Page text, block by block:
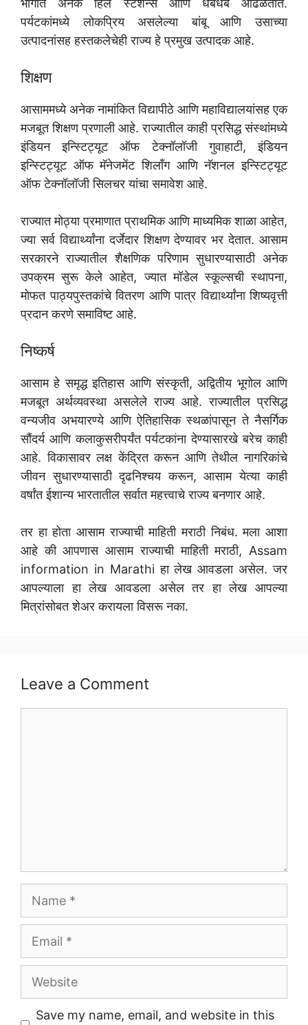
भागात अनेक हिल स्टेशन्स आणि धबधबे आढळतात.
पर्यटकांमध्ये लोकप्रिय असलेल्या बांबू आणि उसाच्या
उत्पादनांसह हस्तकलेचेही राज्य हे प्रमुख उत्पादक आहे.
शिक्षण
आसाममध्ये अनेक नामांकित विद्यापीठे आणि महाविद्यालयांसह एक
मजबूत शिक्षण प्रणाली आहे. राज्यातील काही प्रसिद्ध संस्थांमध्ये
इंडियन इन्स्टिट्यूट ऑफ टेक्नॉलॉजी गुवाहाटी, इंडियन
इन्स्टिट्यूट ऑफ मॅनेजमेंट शिलाँग आणि नॅशनल इन्स्टिट्यूट
ऑफ टेक्नॉलॉजी सिलचर यांचा समावेश आहे.
राज्यात मोठ्या प्रमाणात प्राथमिक आणि माध्यमिक शाळा आहेत,
ज्या सर्व विद्यार्थ्यांना दर्जेदार शिक्षण देण्यावर भर देतात. आसाम
सरकारने राज्यातील शैक्षणिक परिणाम सुधारण्यासाठी अनेक
उपक्रम सुरू केले आहेत, ज्यात मॉडेल स्कूल्सची स्थापना,
मोफत पाठ्यपुस्तकांचे वितरण आणि पात्र विद्यार्थ्यांना शिष्यवृत्ती
प्रदान करणे समाविष्ट आहे.
निष्कर्ष
आसाम हे समृद्ध इतिहास आणि संस्कृती, अद्वितीय भूगोल आणि
मजबूत अर्थव्यवस्था असलेले राज्य आहे. राज्यातील प्रसिद्ध
वन्यजीव अभयारण्ये आणि ऐतिहासिक स्थळांपासून ते नैसर्गिक
सौंदर्य आणि कलाकुसरीपर्यंत पर्यटकांना देण्यासारखे बरेच काही
आहे. विकासावर लक्ष केंद्रित करून आणि तेथील नागरिकांचे
जीवन सुधारण्यासाठी दृढनिश्चय करून, आसाम येत्या काही
वर्षांत ईशान्य भारतातील सर्वात महत्त्वाचे राज्य बनणार आहे.
तर हा होता आसाम राज्याची माहिती मराठी निबंध. मला आशा
आहे की आपणास आसाम राज्याची माहिती मराठी, Assam
information in Marathi हा लेख आवडला असेल. जर
आपल्याला हा लेख आवडला असेल तर हा लेख आपल्या
मित्रांसोबत शेअर करायला विसरू नका.
Leave a Comment
Website
Save my name, email, and website in this